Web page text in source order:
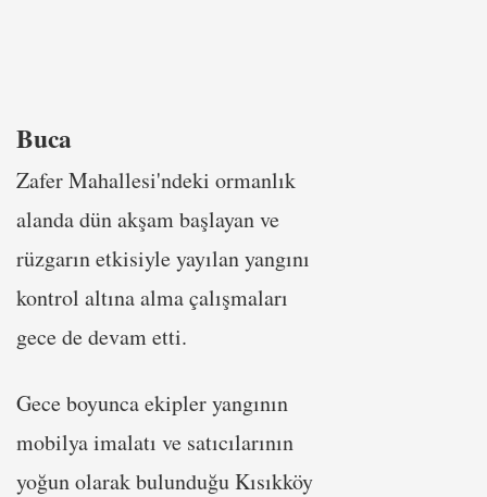
Buca
Zafer Mahallesi'ndeki ormanlık
alanda dün akşam başlayan ve
rüzgarın etkisiyle yayılan yangını
kontrol altına alma çalışmaları
gece de devam etti.
Gece boyunca ekipler yangının
mobilya imalatı ve satıcılarının
yoğun olarak bulunduğu Kısıkköy